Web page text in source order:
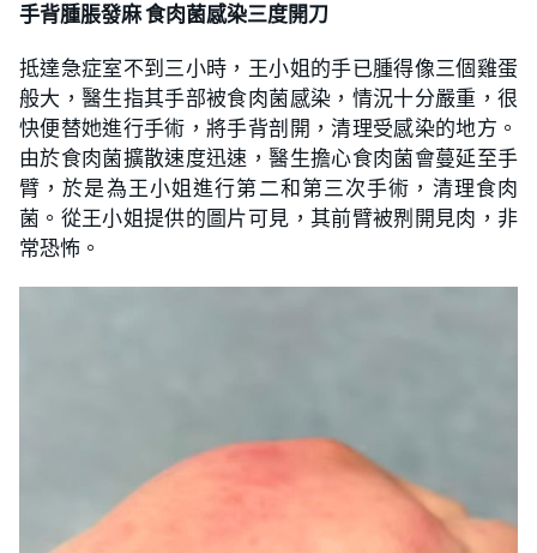
手背腫脹發麻 食肉菌感染三度開刀
抵達急症室不到三小時，王小姐的手已腫得像三個雞蛋
般大，醫生指其手部被食肉菌感染，情況十分嚴重，很
快便替她進行手術，將手背剖開，清理受感染的地方。
由於食肉菌擴散速度迅速，醫生擔心食肉菌會蔓延至手
臂，於是為王小姐進行第二和第三次手術，清理食肉
菌。從王小姐提供的圖片可見，其前臂被𠝹開見肉，非
常恐怖。